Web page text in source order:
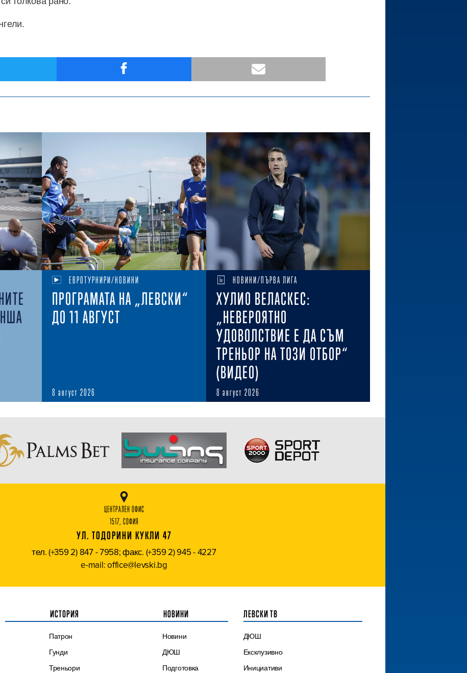
ЕВРОТУРНИРИ/НОВИНИ
ПРОГРАМАТА НА „ЛЕВСКИ“
ДО 11 АВГУСТ
8 август 2026
НОВИНИ/ПЪРВА ЛИГА
ХУЛИО ВЕЛАСКЕС:
„НЕВЕРОЯТНО
УДОВОЛСТВИЕ Е ДА СЪМ
ТРЕНЬОР НА ТОЗИ ОТБОР“
(ВИДЕО)
8 август 2026
ЦЕНТРАЛЕН ОФИС
1517, СОФИЯ
УЛ. ТОДОРИНИ КУКЛИ 47
тел. (+359 2) 847 - 7958; факс. (+359 2) 945 - 4227
e-mail: office@levski.bg
ИСТОРИЯ
Патрон
Гунди
Треньори
НОВИНИ
Новини
ДЮШ
Подготовка
ЛЕВСКИ ТВ
ДЮШ
Ексклузивно
Инициативи